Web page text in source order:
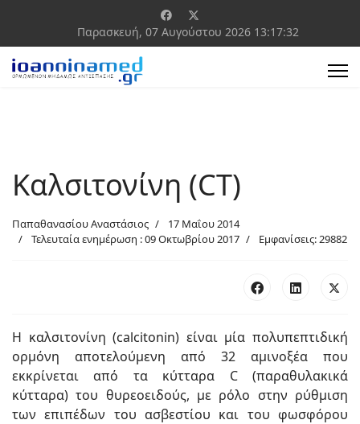
Παρασκευή, 07 Αυγούστου 2026 13:17:32
Καλσιτονίνη (CT)
Παπαθανασίου Αναστάσιος
17 Μαΐου 2014
Τελευταία ενημέρωση : 09 Οκτωβρίου 2017
Εμφανίσεις: 29882
Η καλσιτονίνη (calcitonin) είναι μία πολυπεπτιδική
ορμόνη αποτελούμενη από 32 αμινοξέα που
εκκρίνεται από τα κύτταρα C (παραθυλακικά
κύτταρα) του θυρεοειδούς, με ρόλο στην ρύθμιση
των επιπέδων του ασβεστίου και του φωσφόρου